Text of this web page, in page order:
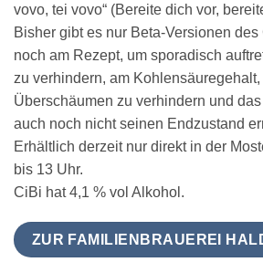
vovo, tei vovo“ (Bereite dich vor,
Bisher gibt es nur Beta-Versionen
noch am Rezept, um sporadisch
zu verhindern, am
Überschäumen zu verhindern und
auch noch nicht seinen Endzustand
Erhältlich derzeit nur direkt in der
bis 13 Uhr.
CiBi hat 4,1 % vol Alkohol.
ZUR FAMILIENBRAUEREI